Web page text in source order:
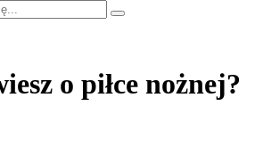
o piłce nożnej?